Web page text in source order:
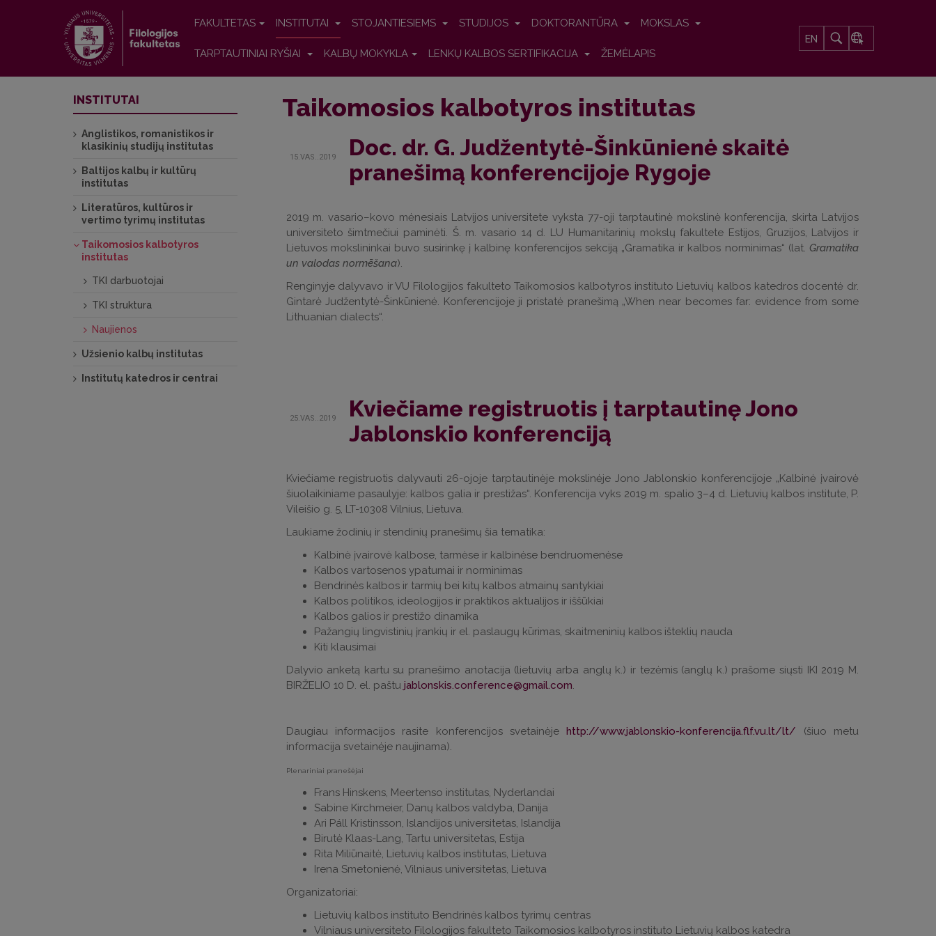
FAKULTETAS INSTITUTAI STOJANTIESIEMS STUDIJOS DOKTORANTŪRA MOKSLAS
TARPTAUTINIAI RYŠIAI KALBŲ MOKYKLA LENKŲ KALBOS SERTIFIKACIJA ŽEMĖLAPIS
EN
Taikomosios kalbotyros institutas
15.VAS..2019
Doc. dr. G. Judžentytė-Šinkūnienė skaitė
pranešimą konferencijoje Rygoje
2019 m. vasario–kovo mėnesiais Latvijos universitete vyksta 77-oji tarptautinė mokslinė konferencija, skirta Latvijos
universiteto šimtmečiui paminėti. Š. m. vasario 14 d. LU Humanitarinių mokslų fakultete Estijos, Gruzijos, Latvijos ir
Lietuvos mokslininkai buvo susirinkę į kalbinę konferencijos sekciją „Gramatika ir kalbos norminimas“ (lat. Gramatika
un valodas normēšana).
Renginyje dalyvavo ir VU Filologijos fakulteto Taikomosios kalbotyros instituto Lietuvių kalbos katedros docentė dr.
Gintarė Judžentytė-Šinkūnienė. Konferencijoje ji pristatė pranešimą „When near becomes far: evidence from some
Lithuanian dialects“.
25.VAS..2019
Kviečiame registruotis į tarptautinę Jono
Jablonskio konferenciją
Kviečiame registruotis dalyvauti 26-ojoje tarptautinėje mokslinėje Jono Jablonskio konferencijoje „Kalbinė įvairovė
šiuolaikiniame pasaulyje: kalbos galia ir prestižas“. Konferencija vyks 2019 m. spalio 3–4 d. Lietuvių kalbos institute, P.
Vileišio g. 5, LT-10308 Vilnius, Lietuva.
Laukiame žodinių ir stendinių pranešimų šia tematika:
Kalbinė įvairovė kalbose, tarmėse ir kalbinėse bendruomenėse
Kalbos vartosenos ypatumai ir norminimas
Bendrinės kalbos ir tarmių bei kitų kalbos atmainų santykiai
Kalbos politikos, ideologijos ir praktikos aktualijos ir iššūkiai
Kalbos galios ir prestižo dinamika
Pažangių lingvistinių įrankių ir el. paslaugų kūrimas, skaitmeninių kalbos išteklių nauda
Kiti klausimai
Dalyvio anketą kartu su pranešimo anotacija (lietuvių arba anglų k.) ir tezėmis (anglų k.) prašome siųsti IKI 2019 M.
BIRŽELIO 10 D. el. paštu jablonskis.conference@gmail.com.
Daugiau informacijos rasite konferencijos svetainėjehttp://www.jablonskio-konferencija.flf.vu.lt/lt/ (šiuo metu
informacija svetainėje naujinama).
Plenariniai pranešėjai
Frans Hinskens, Meertenso institutas, Nyderlandai
Sabine Kirchmeier, Danų kalbos valdyba, Danija
Ari Páll Kristinsson, Islandijos universitetas, Islandija
Birutė Klaas-Lang, Tartu universitetas, Estija
Rita Miliūnaitė, Lietuvių kalbos institutas, Lietuva
Irena Smetonienė, Vilniaus universitetas, Lietuva
Organizatoriai:
Lietuvių kalbos instituto Bendrinės kalbos tyrimų centras
Vilniaus universiteto Filologijos fakulteto Taikomosios kalbotyros instituto Lietuvių kalbos katedra
INSTITUTAI
Anglistikos, romanistikos ir
klasikinių studijų institutas
Baltijos kalbų ir kultūrų
institutas
Literatūros, kultūros ir
vertimo tyrimų institutas
Taikomosios kalbotyros
institutas
TKI darbuotojai
TKI struktura
Naujienos
Užsienio kalbų institutas
Institutų katedros ir centrai